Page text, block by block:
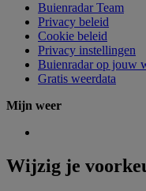
Buienradar Team
Privacy beleid
Cookie beleid
Privacy instellingen
Buienradar op jouw
Gratis weerdata
Mijn weer
Wijzig je